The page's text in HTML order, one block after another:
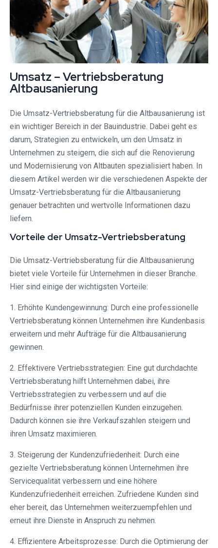
Umsatz – Vertriebsberatung
Altbausanierung
Die Umsatz-Vertriebsberatung für die Altbausanierung ist
ein wichtiger Bereich in der Bauindustrie. Dabei geht es
darum, Strategien zu entwickeln, um den Umsatz in
Unternehmen zu steigern, die sich auf die Renovierung
und Modernisierung von Altbauten spezialisiert haben. In
diesem Artikel werden wir die verschiedenen Aspekte der
Umsatz-Vertriebsberatung für die Altbausanierung
genauer betrachten und wertvolle Informationen dazu
liefern.
Vorteile der Umsatz-Vertriebsberatung
Die Umsatz-Vertriebsberatung für die Altbausanierung
bietet viele Vorteile für Unternehmen in dieser Branche.
Hier sind einige der wichtigsten Vorteile:
1. Erhöhte Kundengewinnung: Durch eine professionelle
Vertriebsberatung können Unternehmen ihre Kundenbasis
erweitern und mehr Aufträge für die Altbausanierung
gewinnen.
2. Effektivere Vertriebsstrategien: Eine gut durchdachte
Vertriebsberatung hilft Unternehmen dabei, ihre
Vertriebsstrategien zu verbessern und auf die
Bedürfnisse ihrer potenziellen Kunden einzugehen.
Dadurch können sie ihre Verkaufszahlen steigern und
ihren Umsatz maximieren.
3. Steigerung der Kundenzufriedenheit: Durch eine
gezielte Vertriebsberatung können Unternehmen ihre
Servicequalität verbessern und eine höhere
Kundenzufriedenheit erreichen. Zufriedene Kunden sind
eher bereit, das Unternehmen weiterzuempfehlen und
erneut ihre Dienste in Anspruch zu nehmen.
4. Effizientere Arbeitsprozesse: Durch die Optimierung der